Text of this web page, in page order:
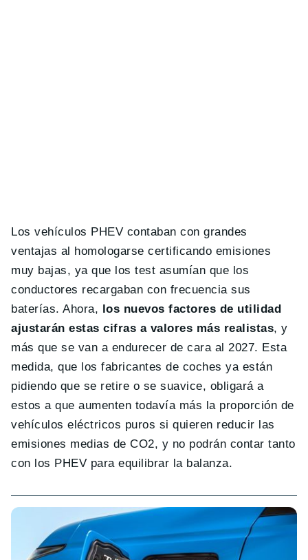
Los vehículos PHEV contaban con grandes
ventajas al homologarse certificando emisiones
muy bajas, ya que los test asumían que los
conductores recargaban con frecuencia sus
baterías. Ahora, los nuevos factores de utilidad
ajustarán estas cifras a valores más realistas, y
más que se van a endurecer de cara al 2027. Esta
medida, que los fabricantes de coches ya están
pidiendo que se retire o se suavice, obligará a
estos a que aumenten todavía más la proporción de
vehículos eléctricos puros si quieren reducir las
emisiones medias de CO2, y no podrán contar tanto
con los PHEV para equilibrar la balanza.